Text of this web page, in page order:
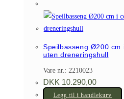
Speilbasseng Ø200 cm
uten dreneringshull
Vare nr.: 2210023
DKK 10.290,00
Legg til i handlekurv